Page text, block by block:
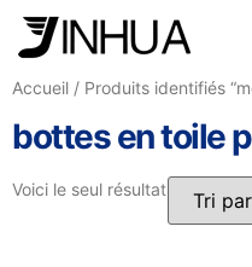
Accueil / Produits identifiés
bottes en toile
Voici le seul résultat